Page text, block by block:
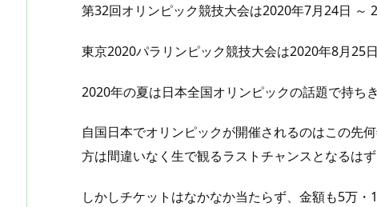
第32回オリンピック競技大会は2020年7月24日 ～
東京2020パラリンピック競技大会は2020年8月25
2020年の夏は日本全国オリンピックの話題で持ち
自国日本でオリンピックが開催されるのはこの先
方は間違いなく生で観るラストチャンスとなるはず
しかしチケットはなかなか当たらず、金額も5万